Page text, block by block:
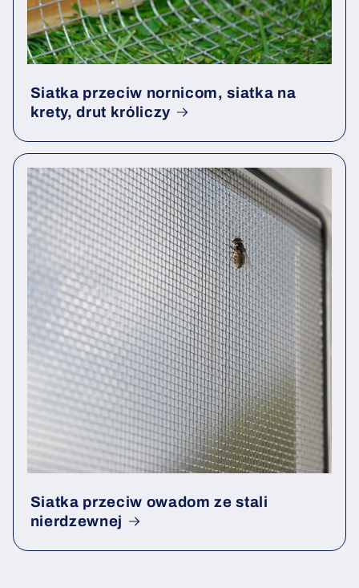
Siatka przeciw nornicom, siatka na
krety, drut króliczy
Siatka przeciw owadom ze stali
nierdzewnej